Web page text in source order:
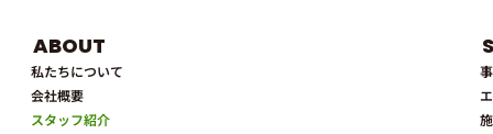
ABOUT
私たちについて
会社概要
スタッフ紹介